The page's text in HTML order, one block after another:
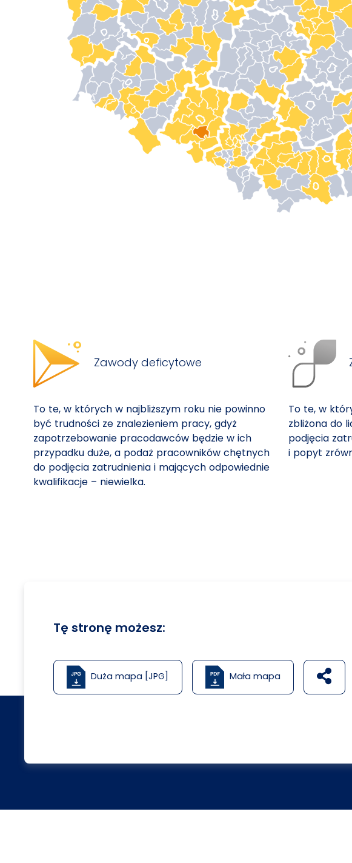
Zawody deficytowe
To te, w których w najbliższym roku nie powinno
być trudności ze znalezieniem pracy, gdyż
zapotrzebowanie pracodawców będzie w ich
przypadku duże, a podaż pracowników chętnych
do podjęcia zatrudnienia i mających odpowiednie
kwalifikacje – niewielka.
To te, w
zbliżona do
podjęcia
i popyt
Tę stronę możesz:
Duża mapa [JPG] Mała mapa